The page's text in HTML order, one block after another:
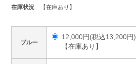
在庫状況 【在庫あり】
ブルー
12,000円(税込13,200円)
【在庫あり】